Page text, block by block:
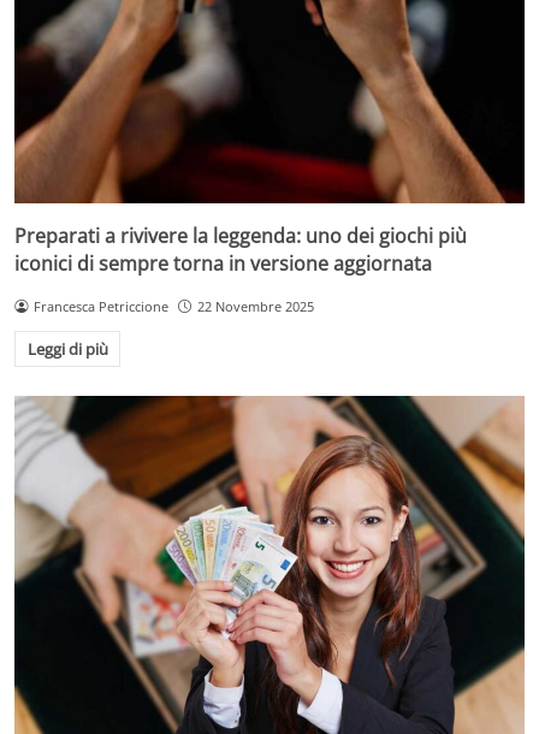
Preparati a rivivere la leggenda: uno dei giochi più
iconici di sempre torna in versione aggiornata
Francesca Petriccione 22 Novembre 2025
Leggi di più